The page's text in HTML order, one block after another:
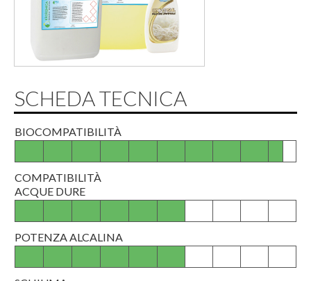
SCHEDA TECNICA
BIOCOMPATIBILITÀ
COMPATIBILITÀ
ACQUE DURE
POTENZA ALCALINA